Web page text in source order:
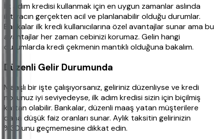
İlk adım kredisi kullanmak için en uygun zamanlar aslında
ihtiyacın gerçekten acil ve planlanabilir olduğu durumlar.
Bankalar ilk kredi kullanıcılarına özel avantajlar sunar ama bu
avantajlar her zaman cebinizi korumaz. Gelin hangi
durumlarda kredi çekmenin mantıklı olduğuna bakalım.
Düzenli Gelir Durumunda
Maaşlı bir işte çalışıyorsanız, geliriniz düzenliyse ve kredi
notunuz iyi seviyedeyse, ilk adım kredisi sizin için biçilmiş
kaftan olabilir. Bankalar, düzenli maaş yatan müşterilere
daha düşük faiz oranları sunar. Aylık taksitin gelirinizin
%30'unu geçmemesine dikkat edin.